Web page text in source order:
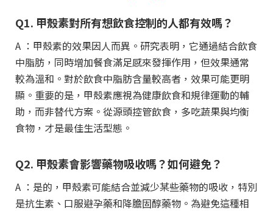
Q1. 甲殼素對所有想飲食控制的人都有效嗎？
A ：甲殼素的效果因人而異。研究表明，它通過結合飲食
中脂肪，同時增加餐食滿足感來發揮作用，但效果通常
較為溫和。對於飲食中脂肪含量較高者，效果可能更明
顯。重要的是，甲殼素應視為健康飲食和規律運動的輔
助，而非替代方案。從源頭控管飲食，多吃蔬果與均衡
食物，才是最佳生活型態。
Q2. 甲殼素會影響藥物吸收嗎？如何避免？
A ：是的，甲殼素可能結合並減少某些藥物的吸收，特別
是抗生素、口服避孕藥和降膽固醇藥物。為避免這種相